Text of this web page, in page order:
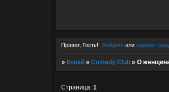
Привет, Гость! Войдите или
» Копай » Comedy Club » О
Страница: 1